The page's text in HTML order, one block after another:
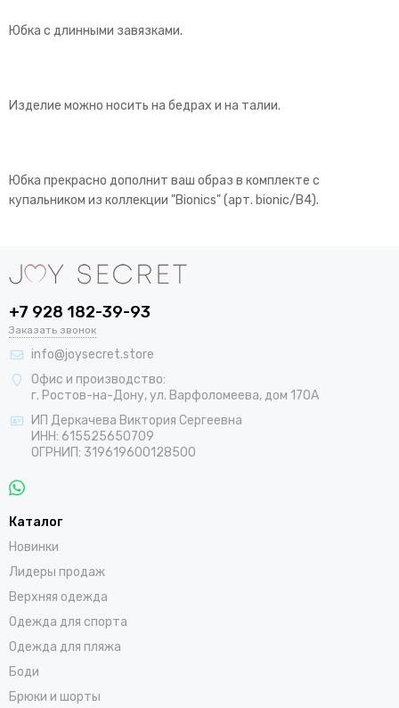
Юбка с длинными завязками.
Изделие можно носить на бедрах и на талии.
Юбка прекрасно дополнит ваш образ в комплекте с
купальником из коллекции "Bionics" (арт. bionic/B4).
+7 928 182-39-93
Заказать звонок
info@joysecret.store
Офис и производство:
г. Ростов-на-Дону, ул. Варфоломеева, дом 170А
ИП Деркачева Виктория Сергеевна
ИНН: 615525650709
ОГРНИП: 319619600128500
Каталог
Новинки
Лидеры продаж
Верхняя одежда
Одежда для спорта
Одежда для пляжа
Боди
Брюки и шорты